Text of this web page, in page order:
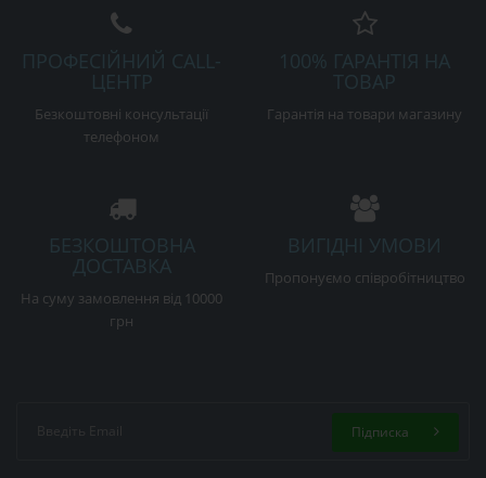
ПРОФЕСІЙНИЙ CALL-
ЦЕНТР
Безкоштовні консультації
телефоном
100% ГАРАНТІЯ НА
ТОВАР
Гарантія на товари магазину
БЕЗКОШТОВНА
ДОСТАВКА
На суму замовлення від 10000
грн
ВИГІДНІ УМОВИ
Пропонуємо співробітництво
Підписка